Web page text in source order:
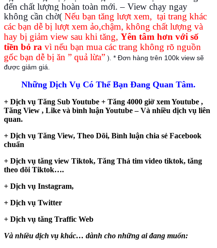
đến chất lượng hoàn toàn mới. – View chạy ngay
không cần chờ( Nếu bạn tăng lượt xem, tại trang khác
các bạn dễ bị lượt xem ảo,chậm, không chất lượng và
hay bị giảm view sau khi tăng, Yên tâm hơn với số
tiền bỏ ra vì nếu bạn mua các trang không rõ nguồn
gốc bạn dễ bị ăn ” quả lừa” ). * Đơn hàng trên 100k view sẽ
được giảm giá.
Những Dịch Vụ Có Thể Bạn Đang Quan Tâm.
+ Dịch vụ Tăng Sub Youtube + Tăng 4000 giờ xem Youtube ,
Tăng View , Like và bình luận Youtube – Và nhiều dịch vụ liên
quan.
+ Dịch vụ Tăng View, Theo Dõi, Bình luận chia sẻ Facebook
chuẩn
+ Dịch vụ tăng view Tiktok, Tăng Thả tim video tiktok, tăng
theo dõi Tiktok….
+ Dịch vụ Instagram,
+ Dịch vụ Twitter
+ Dịch vụ tăng Traffic Web
Và nhiều dịch vụ khác… dành cho những ai đang muốn: